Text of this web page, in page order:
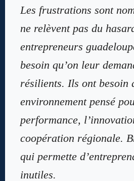
Les frustrations sont
ne relèvent pas du
entrepreneurs
besoin qu’on leur
résilients. Ils ont besoin
environnement pensé
performance,
coopération régionale.
qui permette
inutiles.